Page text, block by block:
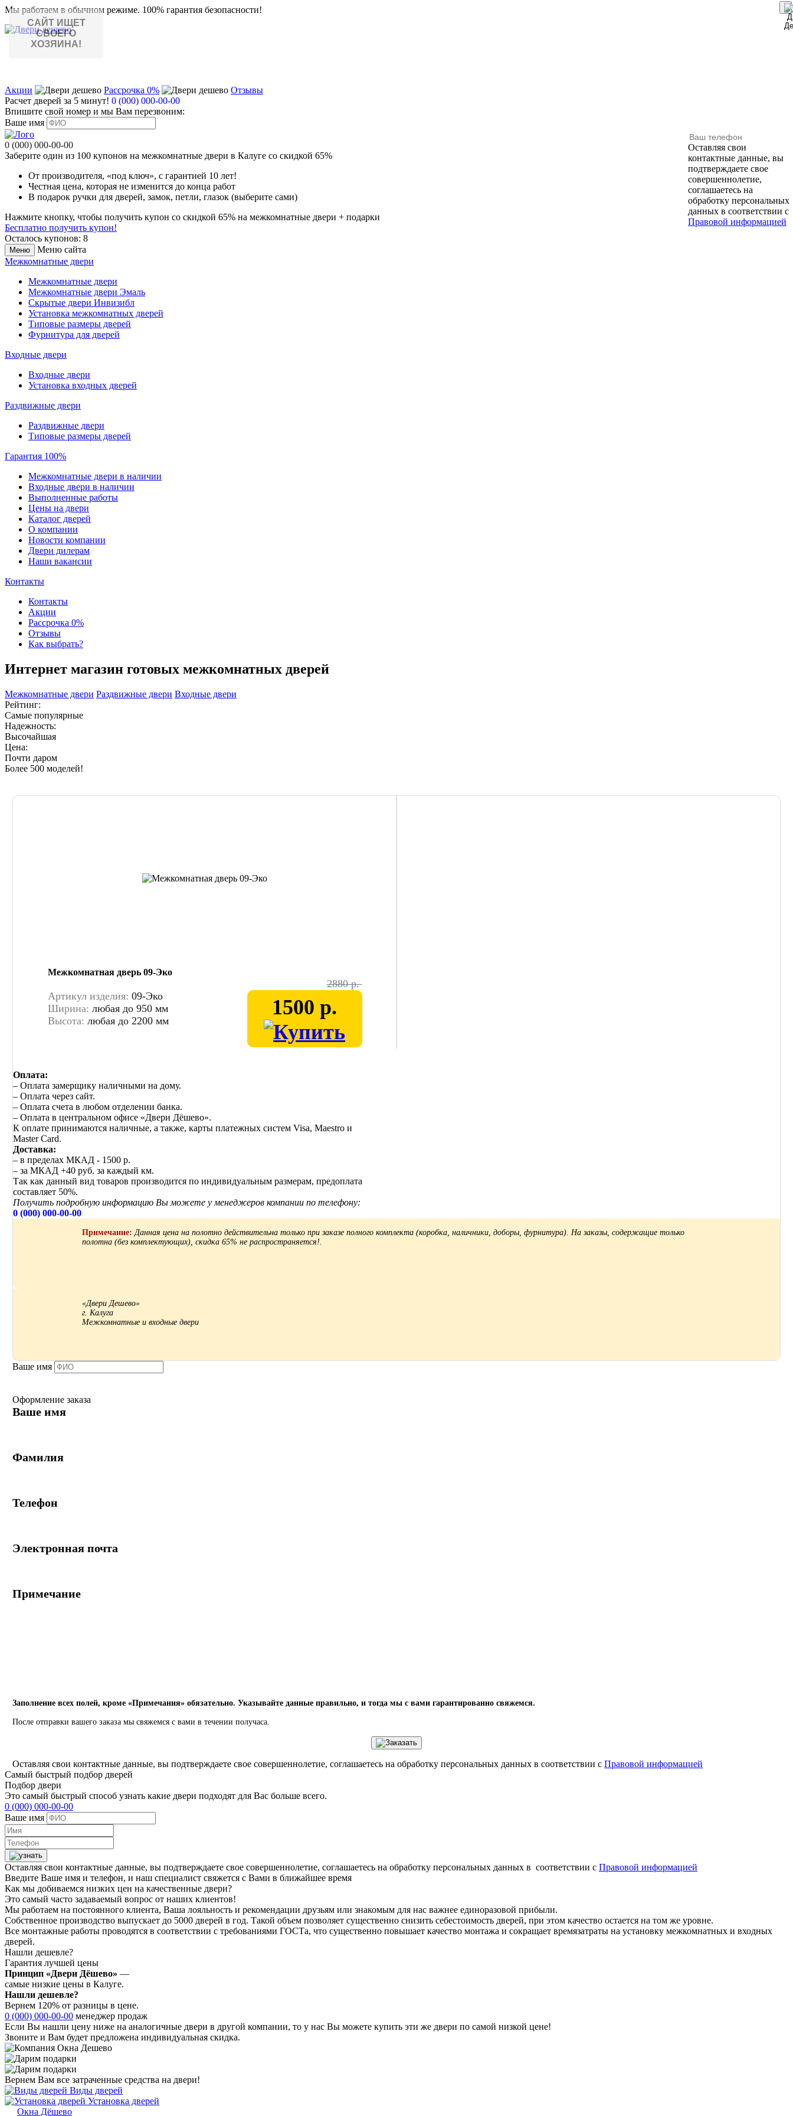
Мы работаем в обычном режиме. 100% гарантия безопасности!
Акции Рассрочка 0%
Отзывы
Расчет дверей за 5 минут! 0 (000) 000-00-00
Впишите свой номер и мы Вам перезвоним:
Ваше имя
Оставляя свои
контактные данные, вы
подтверждаете свое
совершеннолетие,
соглашаетесь на
обработку персональных
данных в соответствии с
Правовой информацией
0 (000) 000-00-00
Заберите один из 100 купонов на межкомнатные двери в Калуге со скидкой 65%
От производителя, «под ключ», с гарантией 10 лет!
Честная цена, которая не изменится до конца работ
В подарок ручки для дверей, замок, петли, глазок (выберите сами)
Нажмите кнопку, чтобы получить купон со скидкой 65% на межкомнатные двери + подарки
Бесплатно получить купон!
Осталось купонов: 8
Меню
Меню сайта
Межкомнатные двери
Межкомнатные двери
Межкомнатные двери Эмаль
Скрытые двери Инвизибл
Установка межкомнатных дверей
Типовые размеры дверей
Фурнитура для дверей
Входные двери
Входные двери
Установка входных дверей
Раздвижные двери
Раздвижные двери
Типовые размеры дверей
Гарантия 100%
Межкомнатные двери в наличии
Входные двери в наличии
Выполненные работы
Цены на двери
Каталог дверей
О компании
Новости компании
Двери дилерам
Наши вакансии
Контакты
Контакты
Акции
Рассрочка 0%
Отзывы
Как выбрать?
Интернет магазин готовых межкомнатных дверей
Межкомнатные двери Раздвижные двери Входные двери
Рейтинг:
Самые популярные
Надежность:
Высочайшая
Цена:
Почти даром
Более 500 моделей!
Межкомнатная дверь 09-Эко
2880 р.
1500 р.
Артикул изделия: 09-Эко
Ширина: любая до 950 мм
Высота: любая до 2200 мм
Оплата:
– Оплата замерщику наличными на дому.
– Оплата через сайт.
– Оплата счета в любом отделении банка.
– Оплата в центральном офисе «Двери Дёшево».
К оплате принимаются наличные, а также, карты платежных систем Visa, Maestro и
Master Card.
Доставка:
– в пределах МКАД - 1500 р.
– за МКАД +40 руб. за каждый км.
Так как данный вид товаров производится по индивидуальным размерам, предоплата
составляет 50%.
Получить подробную информацию Вы можете у менеджеров компании по телефону:
0 (000) 000-00-00
Примечание: Данная цена на полотно действительна только при заказе полного комплекта (коробка, наличники, доборы, фурнитура). На заказы, содержащие только
полотна (без комплектующих), скидка 65% не распространяется!.
«Двери Дешево»
г. Калуга
Межкомнатные и входные двери
Ваше имя
Оформление заказа
Ваше имя
Фамилия
Телефон
Электронная почта
Примечание
Заполнение всех полей, кроме «Примечания» обязательно. Указывайте данные правильно, и тогда мы с вами гарантированно свяжемся.
После отправки вашего заказа мы свяжемся с вами в течении получаса.
Оставляя свои контактные данные, вы подтверждаете свое совершеннолетие, соглашаетесь на обработку персональных данных в соответствии сПравовой информацией
Самый быстрый подбор дверей
Подбор двери
Это самый быстрый способ узнать какие двери подходят для Вас больше всего.
0 (000) 000-00-00
Ваше имя
Оставляя свои контактные данные, вы подтверждаете свое совершеннолетие, соглашаетесь на обработку персональных данных в соответствии с Правовой информацией
Введите Ваше имя и телефон, и наш специалист свяжется с Вами в ближайшее время
Как мы добиваемся низких цен на качественные двери?
Это самый часто задаваемый вопрос от наших клиентов!
Мы работаем на постоянного клиента, Ваша лояльность и рекомендации друзьям или знакомым для нас важнее единоразовой прибыли.
Собственное производство выпускает до 5000 дверей в год. Такой объем позволяет существенно снизить себестоимость дверей, при этом качество остается на том же уровне.
Все монтажные работы проводятся в соответствии с требованиями ГОСТа, что существенно повышает качество монтажа и сокращает времязатраты на установку межкомнатных и входных
дверей.
Нашли дешевле?
Гарантия лучшей цены
Принцип «Двери Дёшево» —
самые низкие цены в Калуге.
Нашли дешевле?
Вернем 120% от разницы в цене.
0 (000) 000-00-00 менеджер продаж
Если Вы нашли цену ниже на аналогичные двери в другой компании, то у нас Вы можете купить эти же двери по самой низкой цене!
Звоните и Вам будет предложена индивидуальная скидка.
Вернем Вам все затраченные средства на двери!
Виды дверей
Установка дверей
Окна Дёшево
САЙТ ИЩЕТ
СВОЕГО
ХОЗЯИНА!